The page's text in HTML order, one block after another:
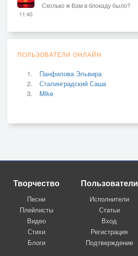
11:40
Сколько ж Вам в блокаду было?
ПОЛЬЗОВАТЕЛИ ОНЛАЙН
Панфилова Эльвира
Сталинградский Саша
Mike
Творчество
Песни
Плейлисты
Видео
Стихи
Блоги
Пользователи
Исполнители
Статьи
Вход
Регистрация
Подтверждение